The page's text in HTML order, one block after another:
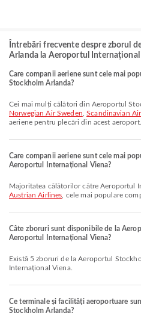
Întrebări frecvente despre zborul
Arlanda la Aeroportul Internațional
Care companii aeriene sunt cele mai
Stockholm Arlanda?
Cei mai mulți călători din Aeroportul
Norwegian Air Sweden ,Scandinavian
aeriene pentru plecări din acest aeroport.
Care companii aeriene sunt cele mai
Aeroportul Internațional Viena?
Majoritatea călătorilor către Aeroportul
Austrian Airlines , cele mai populare
Câte zboruri sunt disponibile de la
Aeroportul Internațional Viena?
Există 5 zboruri de la Aeroportul Stockholm Arlanda către Aeroportul
Internațional Viena.
Ce terminale și facilități aeroportuare
Stockholm Arlanda?